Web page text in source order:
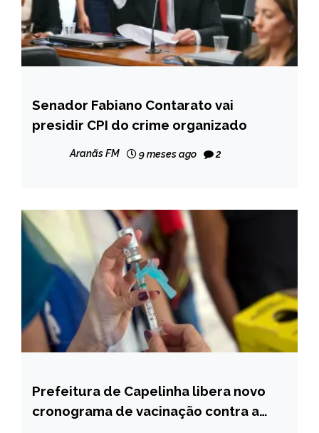
BRASIL
NOTÍCIAS
Senador Fabiano Contarato vai
presidir CPI do crime organizado
Aranãs FM 9 meses ago 2
CAPELINHA
NOTÍCIAS
Prefeitura de Capelinha libera novo
cronograma de vacinação contra a